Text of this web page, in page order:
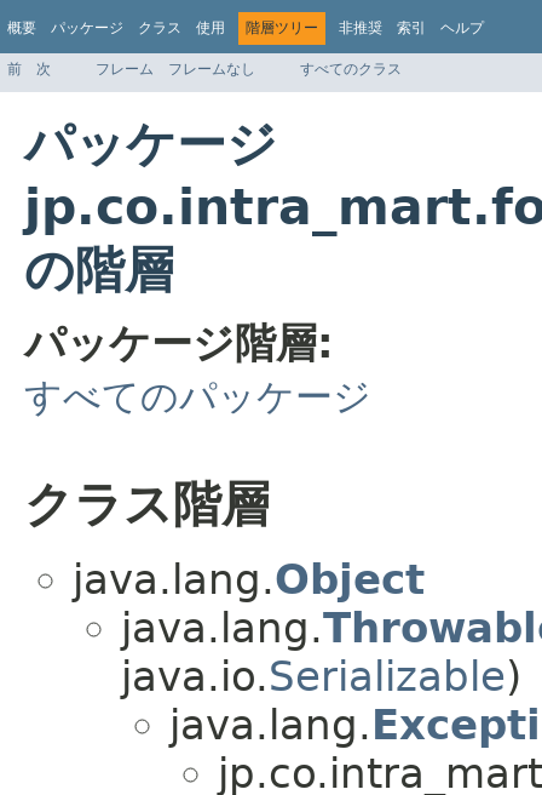
概要 パッケージ クラス 使用 階層ツリー 非推奨 索引 ヘルプ
前 次 フレーム フレームなし すべてのクラス
パッケージ
の階層
パッケージ階層:
すべてのパッケージ
クラス階層
java.lang.Object
java.lang.
java.io.Serializable)
java.lang.